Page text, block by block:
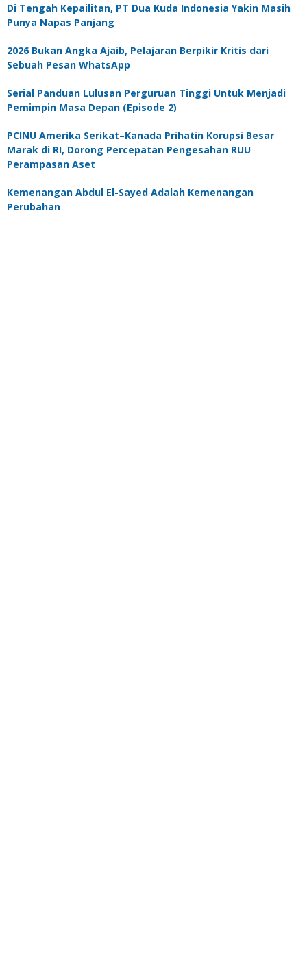
Di Tengah Kepailitan, PT Dua Kuda Indonesia Yakin Masih
Punya Napas Panjang
2026 Bukan Angka Ajaib, Pelajaran Berpikir Kritis dari
Sebuah Pesan WhatsApp
Serial Panduan Lulusan Perguruan Tinggi Untuk Menjadi
Pemimpin Masa Depan (Episode 2)
PCINU Amerika Serikat–Kanada Prihatin Korupsi Besar
Marak di RI, Dorong Percepatan Pengesahan RUU
Perampasan Aset
Kemenangan Abdul El-Sayed Adalah Kemenangan
Perubahan